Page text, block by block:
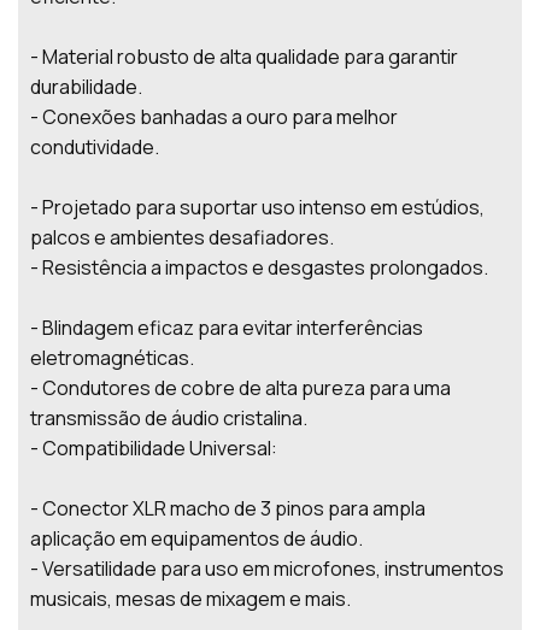
- Material robusto de alta qualidade para garantir
durabilidade.
- Conexões banhadas a ouro para melhor
condutividade.
- Projetado para suportar uso intenso em estúdios,
palcos e ambientes desafiadores.
- Resistência a impactos e desgastes prolongados.
- Blindagem eficaz para evitar interferências
eletromagnéticas.
- Condutores de cobre de alta pureza para uma
transmissão de áudio cristalina.
- Compatibilidade Universal:
- Conector XLR macho de 3 pinos para ampla
aplicação em equipamentos de áudio.
- Versatilidade para uso em microfones, instrumentos
musicais, mesas de mixagem e mais.